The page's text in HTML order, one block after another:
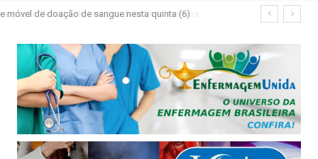
móvel de doação de sangue nesta quinta (6)